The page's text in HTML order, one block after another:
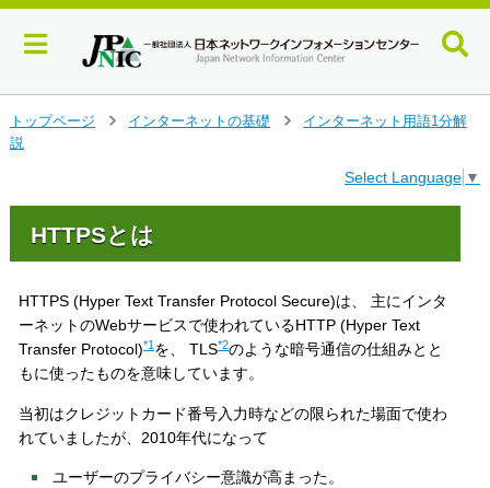
イ
ン
トップページ
インターネットの基礎
インターネット用語1分解
説
Select Language ▼
HTTPSとは
HTTPS (Hyper Text Transfer Protocol Secure)は、 主にインタ
ーネットのWebサービスで使われているHTTP (Hyper Text
Transfer Protocol)*1を、 TLS*2のような暗号通信の仕組みとと
もに使ったものを意味しています。
当初はクレジットカード番号入力時などの限られた場面で使わ
れていましたが、2010年代になって
ユーザーのプライバシー意識が高まった。